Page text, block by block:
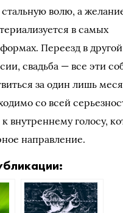
стальную волю, а
в самых
Переезд в
свадьба — все эти
за один лишь
со всей
внутреннему голосу,
направление.